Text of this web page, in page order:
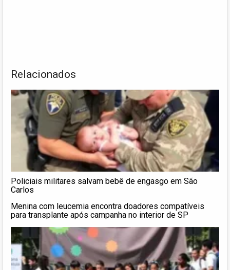
Relacionados
Policiais militares salvam bebê de engasgo em São
Carlos
Menina com leucemia encontra doadores compatíveis
para transplante após campanha no interior de SP